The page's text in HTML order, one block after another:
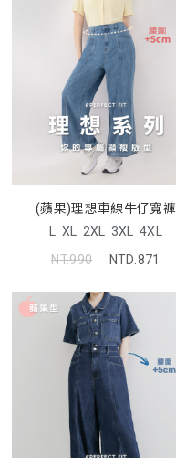
(蘋果)理想車線牛仔寬褲
L XL 2XL 3XL 4XL
NT.990
NTD.871